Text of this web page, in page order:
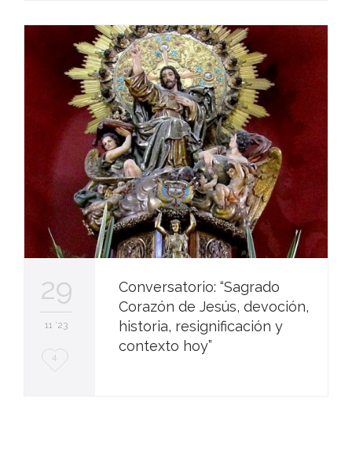
29
11 '23
L
4
Conversatorio: “Sagrado
Corazón de Jesús, devoción,
historia, resignificación y
contexto hoy”